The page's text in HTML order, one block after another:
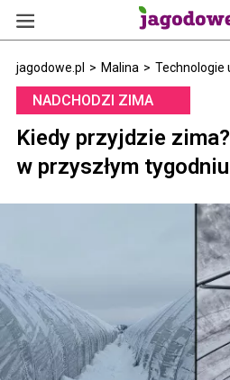
jagodowe.pl > Malina > Technologie
NADCHODZI ZIMA
Kiedy przyjdzie
w przyszłym